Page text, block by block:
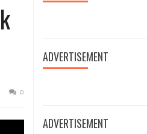
0
ADVERTISEMENT
ADVERTISEMENT